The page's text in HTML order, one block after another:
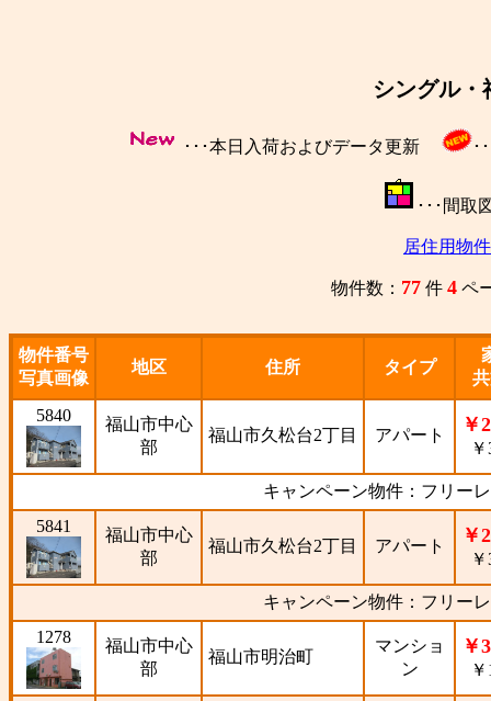
シングル・
･･･本日入荷およびデータ更新 ･
･･･間
居住用物
物件数： 77 件 4 ペ
物件番号
写真画像
地区 住所 タイプ
5840
福山市中心
部
福山市久松台2丁目 アパート ￥
キャンペーン物件：フリー
5841
福山市中心
部
福山市久松台2丁目 アパート ￥
キャンペーン物件：フリー
1278
福山市中心
部
福山市明治町
マンショ
ン
￥